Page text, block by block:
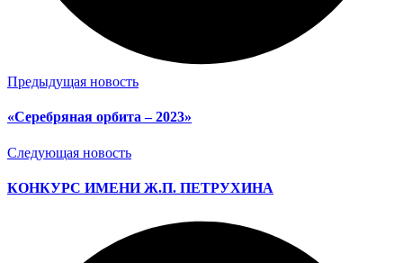
Предыдущая новость
«Серебряная орбита – 2023»
Следующая новость
КОНКУРС ИМЕНИ Ж.П. ПЕТРУХИНА